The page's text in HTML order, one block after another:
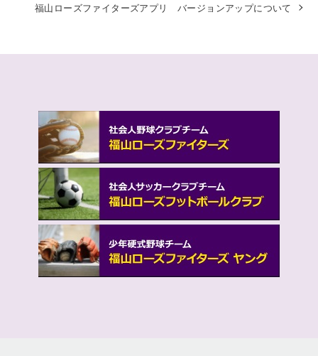
福山ローズファイターズアプリ バージョンアップについて